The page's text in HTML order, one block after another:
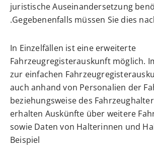
juristische Auseinandersetzung
Gegebenenfalls müssen Sie dies
In Einzelfällen ist eine erweiterte
Fahrzeugregisterauskunft möglich.
zur einfachen
auch anhand von Personalien der
beziehungsweise des
erhalten Auskünfte über weitere
sowie Daten von Halterinnen und
Beispiel